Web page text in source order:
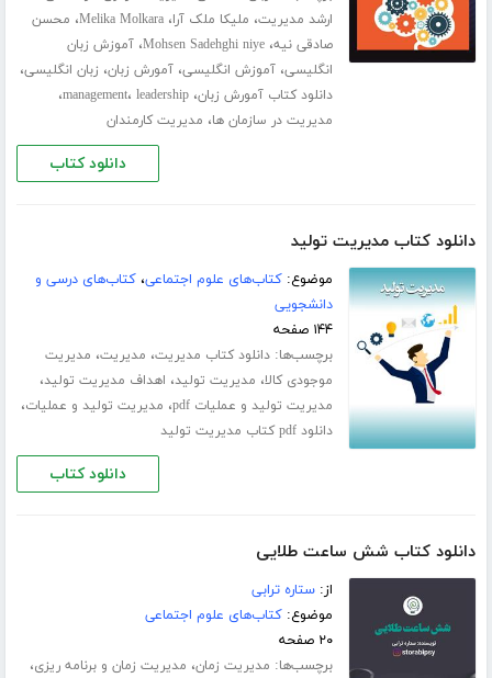
ارشد مدیریت، ملیکا ملک آرا،Melika Molkara، محسن
صادقی نیه،Mohsen Sadehghi niye،آموزش زبان
انگلیسی،آموزش انگلیسی،آمورش زبان، زبان انگلیسی،
دانلود کتاب آمورش زبان، management، leadership ،
مدیریت در سازمان ها، مدیریت کارمندان
دانلود کتاب
دانلود کتاب مدیریت تولید
موضوع:کتاب‌های علوم اجتماعی،کتاب‌های درسی و
دانشجویی
۱۴۴ صفحه
برچسب‌ها:دانلود کتاب مدیریت، مدیریت، مدیریت
موجودی کالا، مدیریت تولید، اهداف مدیریت تولید،
مدیریت تولید و عملیات pdf ، مدیریت تولید و عملیات،
دانلود pdf کتاب مدیریت تولید
دانلود کتاب
دانلود کتاب شش ساعت طلایی
از:ستاره ترابی
موضوع:کتاب‌های علوم اجتماعی
۲۰ صفحه
برچسب‌ها: مدیریت زمان، مدیریت زمان و برنامه ریزی،